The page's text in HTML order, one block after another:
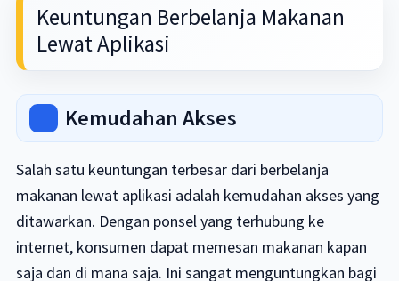
Keuntungan Berbelanja Makanan
Lewat Aplikasi
Kemudahan Akses
Salah satu keuntungan terbesar dari berbelanja
makanan lewat aplikasi adalah kemudahan akses yang
ditawarkan. Dengan ponsel yang terhubung ke
internet, konsumen dapat memesan makanan kapan
saja dan di mana saja. Ini sangat menguntungkan bagi